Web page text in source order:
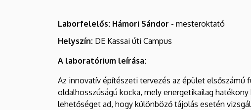
Laborfelelős: Hámori Sándor - mesteroktató
Helyszín: DE Kassai úti Campus
A laboratórium leírása:
Az innovatív építészeti tervezés az épület elsőszámú
oldalhosszúságú kocka, mely energetikailag
lehetőséget ad, hogy különböző tájolás esetén